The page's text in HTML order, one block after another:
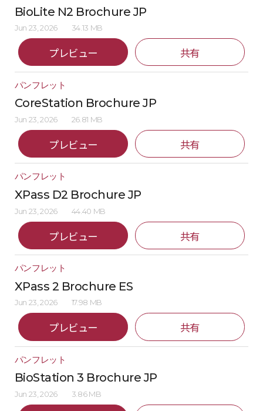
BioLite N2 Brochure JP
Jun 23, 2026 34.13 MB
プレビュー 共有
パンフレット
CoreStation Brochure JP
Jun 23, 2026 26.81 MB
プレビュー 共有
パンフレット
XPass D2 Brochure JP
Jun 23, 2026 44.40 MB
プレビュー 共有
パンフレット
XPass 2 Brochure ES
Jun 23, 2026 17.98 MB
プレビュー 共有
パンフレット
BioStation 3 Brochure JP
Jun 23, 2026 3.86 MB